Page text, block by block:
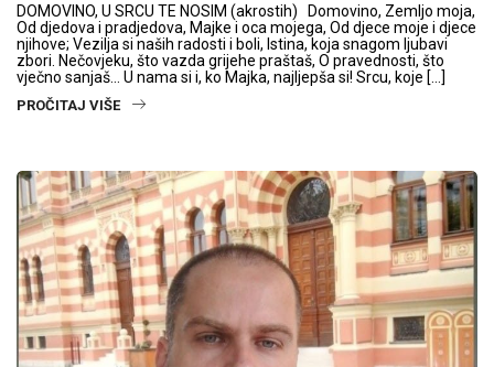
DOMOVINO, U SRCU TE NOSIM (akrostih) Domovino, Zemljo moja,
Od djedova i pradjedova, Majke i oca mojega, Od djece moje i djece
njihove; Vezilja si naših radosti i boli, Istina, koja snagom ljubavi
zbori. Nečovjeku, što vazda grijehe praštaš, O pravednosti, što
vječno sanjaš… U nama si i, ko Majka, najljepša si! Srcu, koje […]
PROČITAJ VIŠE